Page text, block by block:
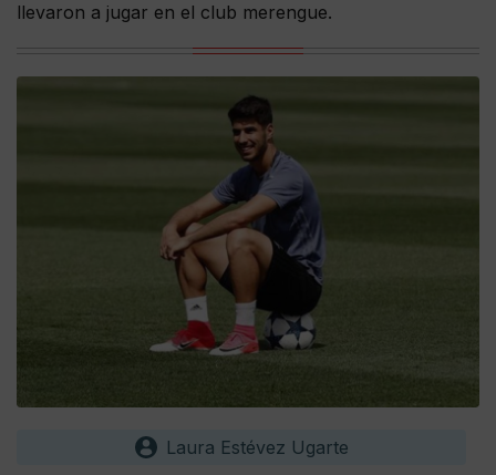
llevaron a jugar en el club merengue.
Laura Estévez Ugarte